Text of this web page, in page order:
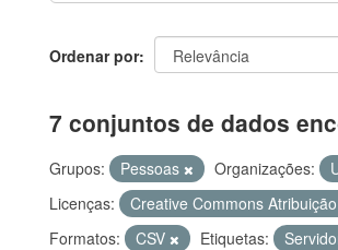
Ordenar por
7 conjuntos de dados
Grupos: Pessoas Organizações:
Licenças:
Creative Commons Atribuição
Formatos:
CSV Etiquetas: